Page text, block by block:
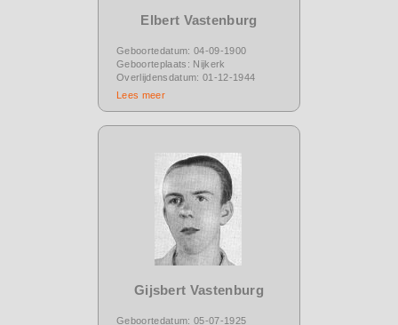
Elbert Vastenburg
Geboortedatum: 04-09-1900
Geboorteplaats: Nijkerk
Overlijdensdatum: 01-12-1944
Lees meer
Gijsbert Vastenburg
Geboortedatum: 05-07-1925